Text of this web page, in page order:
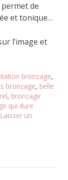
de
et tonique…
l’image et
bronzage,
bronzage, belle
, bronzage
qui dure
Laisser un